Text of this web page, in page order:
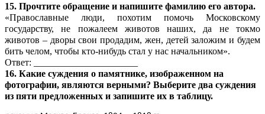
15. Прочтите обращение и напишите фамилию его автора.
«Православные люди, похотим помочь Московскому
государству, не пожалеем животов наших, да не токмо
животов – дворы свои продадим, жен, детей заложим и будем
бить челом, чтобы кто-нибудь стал у нас начальником».
Ответ: ______________________
16. Какие суждения о памятнике, изображенном на
фотографии, являются верными? Выберите два суждения
из пяти предложенных и запишите их в таблицу.